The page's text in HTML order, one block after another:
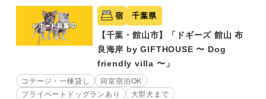
宿 千葉県
【千葉・館山市】「ドギーズ 館山 布
良海岸 by GIFTHOUSE 〜 Dog
friendly villa 〜」
コテージ・一棟貸し
同室宿泊OK
プライベートドッグランあり
大型犬まで